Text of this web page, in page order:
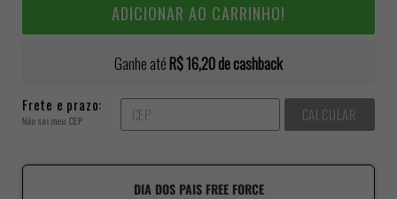
ADICIONAR AO CARRINHO!
Ganhe até R$ 16,20de cashback
Frete e prazo:
Não sei meu CEP CALCULAR
DIA DOS PAIS FREE FORCE